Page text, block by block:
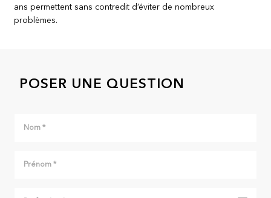
ans permettent sans contredit d’éviter de nombreux
problèmes.
POSER UNE QUESTION